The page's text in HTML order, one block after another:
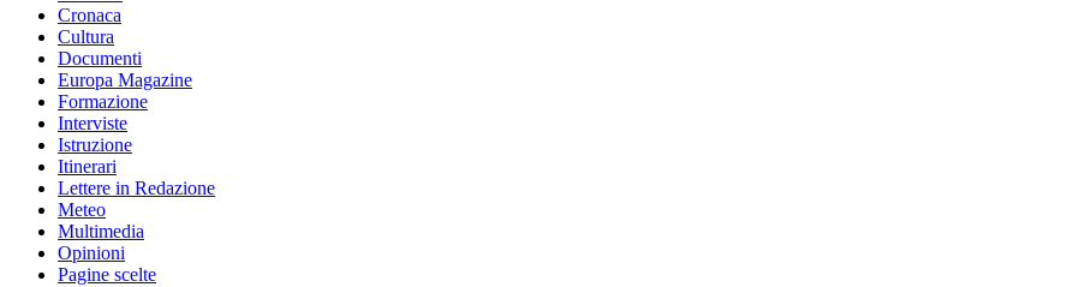
Cronaca
Cultura
Documenti
Europa Magazine
Formazione
Interviste
Istruzione
Itinerari
Lettere in Redazione
Meteo
Multimedia
Opinioni
Pagine scelte